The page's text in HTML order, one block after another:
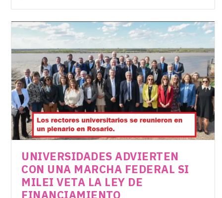
UNIVERSIDADES ADVIERTEN
CON UNA MARCHA FEDERAL SI
MILEI VETA LA LEY DE
FINANCIAMIENTO